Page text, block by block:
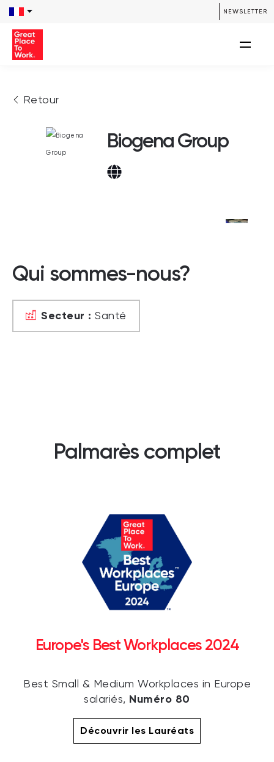
NEWSLETTER
Retour
Biogena Group
Qui sommes-nous?
Secteur : Santé
Palmarès complet
Europe's Best Workplaces 2024
Best Small & Medium Workplaces in Europe
salariés, Numéro 80
Découvrir les Lauréats